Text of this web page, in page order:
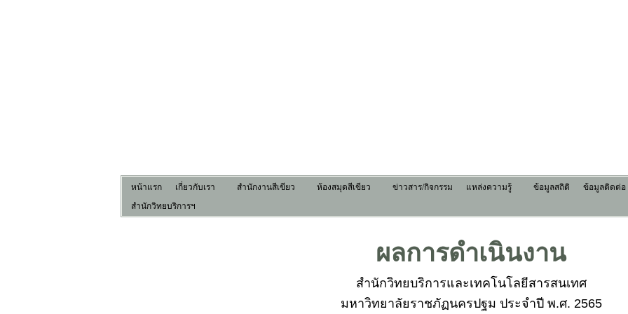
หน้าแรก เกี่ยวกับเรา สำนักงานสีเขียว ห้องสมุดสีเขียว ข่าวสาร/กิจกรรม แหล่งความรู้ ข้อมูลสถิติ ข้อมูลติดต่อ
สำนักวิทยบริการฯ
ผลการดำเนินงาน
สำนักวิทยบริการและเทคโนโลยีสารสนเทศ
มหาวิทยาลัยราชภัฏนครปฐม ประจำปี พ.ศ. 2565